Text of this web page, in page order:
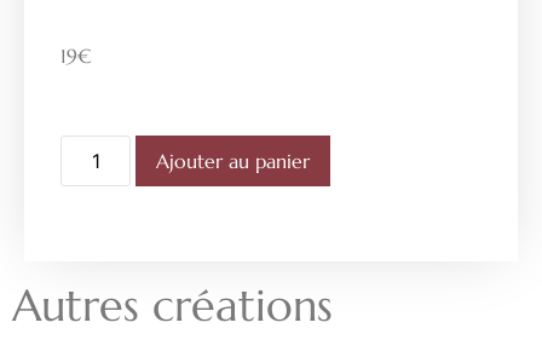
19€
Ajouter au panier
Autres créations